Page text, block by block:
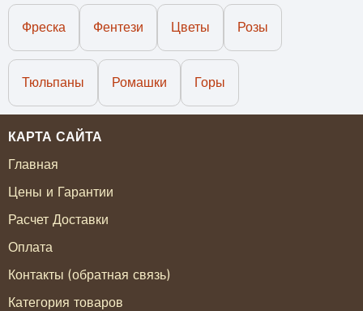
Фреска Фентези Цветы Розы
Тюльпаны Ромашки Горы
КАРТА САЙТА
Главная
Цены и Гарантии
Расчет Доставки
Оплата
Контакты (обратная связь)
Категория товаров